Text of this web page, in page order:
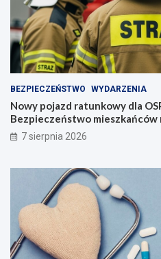
BEZPIECZEŃSTWO WYDARZENIA
Nowy pojazd ratunkowy dla
Bezpieczeństwo mieszkańców
7 sierpnia 2026